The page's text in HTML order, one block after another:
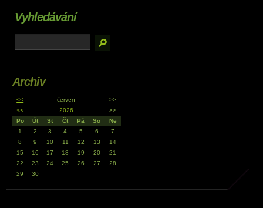
Vyhledávání
Archiv
<< červen
>>
<<
2026
>>
Po
Út St Čt Pá So
Ne
1
2 3 4 5 6
7
8
9 10 11 12 13
14
15
16 17 18 19 20
21
22
23 24 25 26 27
28
29
30